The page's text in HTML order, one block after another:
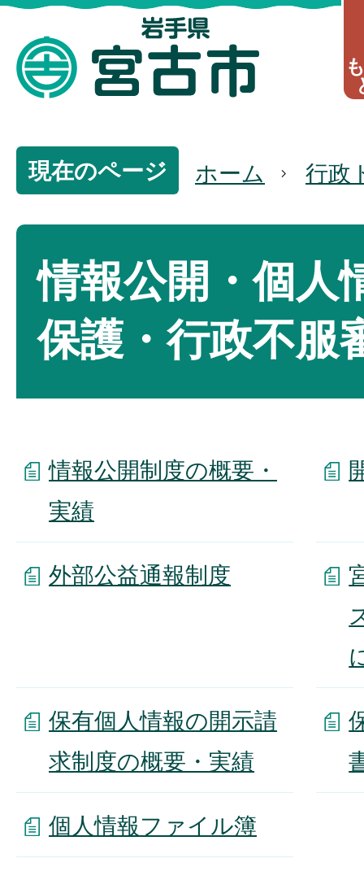
現在のページ ホーム 行政
情報公開・個人
保護・行政不服
情報公開制度の概要・
実績
外部公益通報制度
保有個人情報の開示請
求制度の概要・実績
個人情報ファイル簿